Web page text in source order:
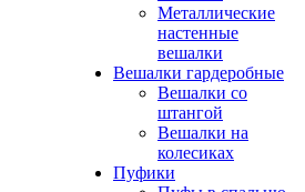
Металлические
настенные
вешалки
Вешалки гардеробные
Вешалки со
штангой
Вешалки на
колесиках
Пуфики